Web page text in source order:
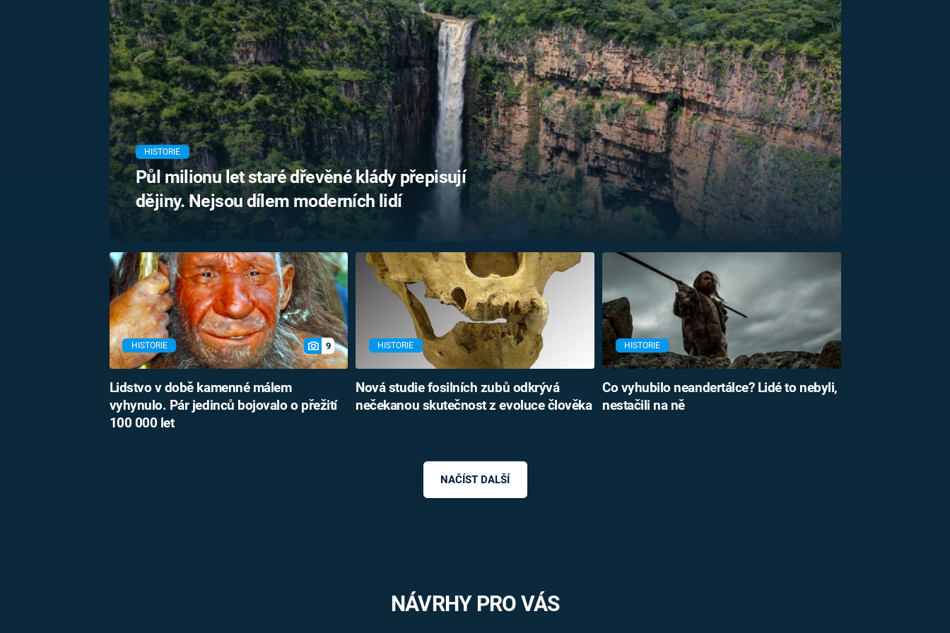
PRVNÍ SVĚTOVÁ
MARIE TEREZIE
NAPOLEON
BONAPARTE
BRITSKÁ
KRÁLOVSKÁ
RODINA
UFO A
MIMOZEMŠŤANÉ
UTAJENÉ PŘÍBĚHY
ČESKÝCH DĚJIN
ALTERNATIVNÍ
HISTORIE
FILMY VERSUS
REALITA
HORORY VERSUS
REALITA
OPTICKÉ ILUZE A
KLAMY
HISTORIE
Půl milionu let staré dřevěné klády přepisují
dějiny. Nejsou dílem moderních lidí
HISTORIE 9
Lidstvo v době kamenné málem
vyhynulo. Pár jedinců bojovalo o přežití
100 000 let
HISTORIE
Nová studie fosilních zubů odkrývá
nečekanou skutečnost z evoluce člověka
HISTORIE
Co vyhubilo neandertálce? Lidé to nebyli,
nestačili na ně
NAČÍST DALŠÍ
NÁVRHY PRO VÁS